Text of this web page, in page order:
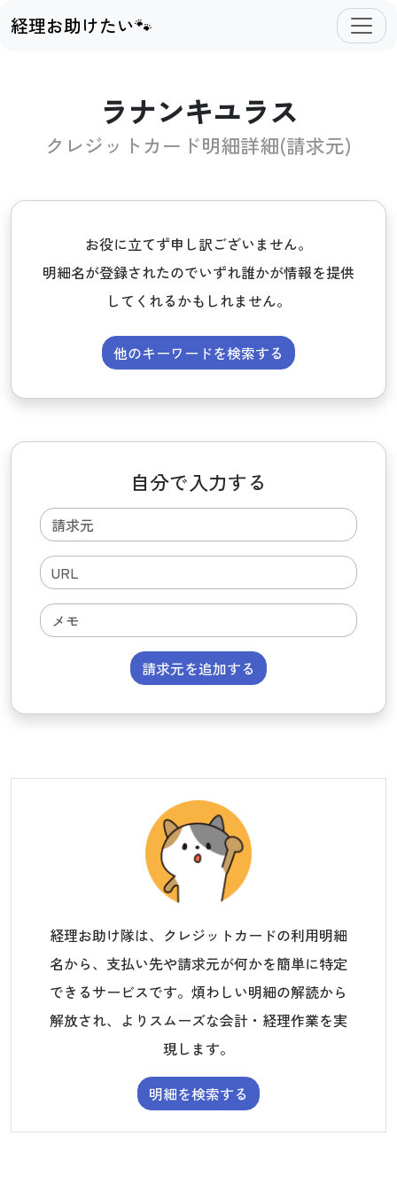
経理お助けたい🐾
ラナンキユラス
クレジットカード明細詳細(請求元)
お役に立てず申し訳ございません。
明細名が登録されたのでいずれ誰かが情報を提供
してくれるかもしれません。
他のキーワードを検索する
自分で入力する
請求元を追加する
経理お助け隊は、クレジットカードの利用明細
名から、支払い先や請求元が何かを簡単に特定
できるサービスです。煩わしい明細の解読から
解放され、よりスムーズな会計・経理作業を実
現します。
明細を検索する